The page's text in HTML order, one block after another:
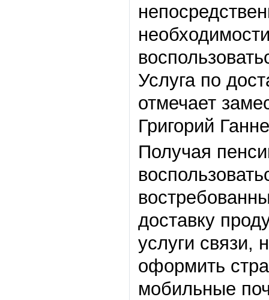
Услуга по
отмечает
Григорий
Получая
доставку
услуги
оформить
мобильные